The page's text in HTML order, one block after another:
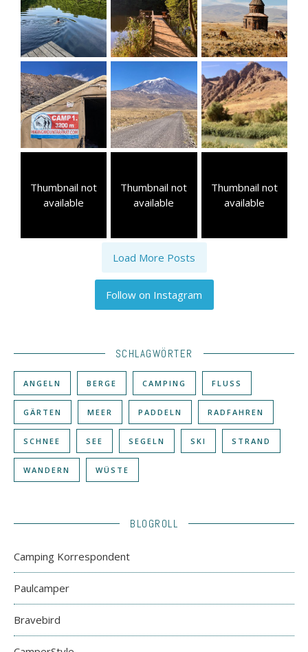
Thumbnail not
available
Thumbnail not
available
Thumbnail not
available
Load More Posts
Follow on Instagram
SCHLAGWÖRTER
ANGELN BERGE CAMPING FLUSS
GÄRTEN MEER PADDELN RADFAHREN
SCHNEE SEE SEGELN SKI STRAND
WANDERN WÜSTE
BLOGROLL
Camping Korrespondent
Paulcamper
Bravebird